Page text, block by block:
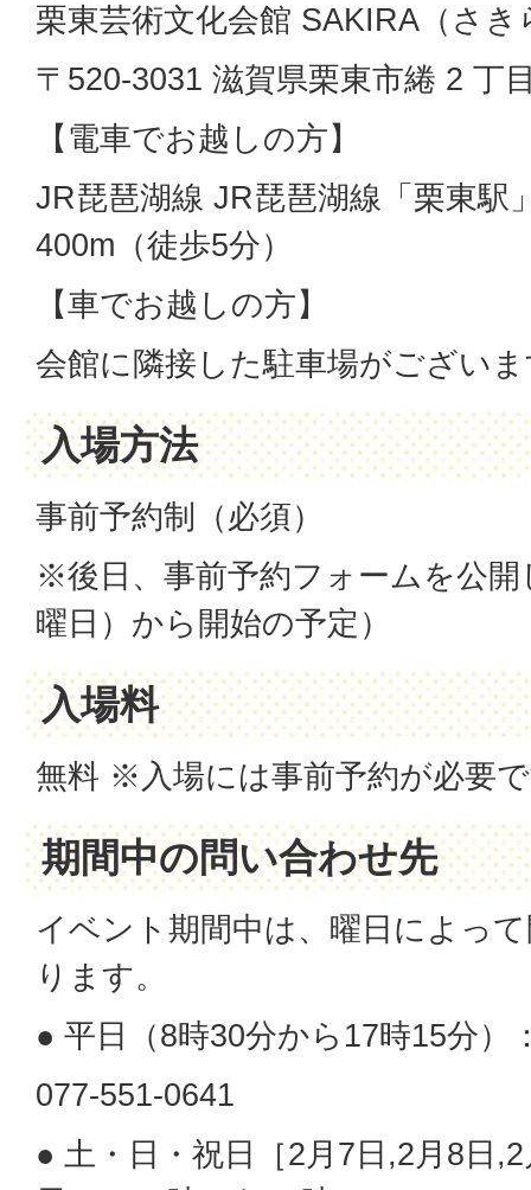
栗東芸術文化会館 SAKIRA（さき
〒520-3031 滋賀県栗東市綣 2 丁
【電車でお越しの方】
JR琵琶湖線 JR琵琶湖線「栗東駅
400m（徒歩5分）
【車でお越しの方】
会館に隣接した駐車場がござい
入場方法
事前予約制（必須）
※後日、事前予約フォームを公開
曜日）から開始の予定）
入場料
無料 ※入場には事前予約が必要
期間中の問い合わせ先
イベント期間中は、曜日によっ
ります。
● 平日（8時30分から17時15分）
077-551-0641
● 土・日・祝日［2月7日,2月8日